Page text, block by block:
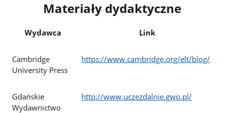
Materiały dydaktyczne
Wydawca Link
Cambridge
University Press
https://www.cambridge.org/elt/blog/
Gdańskie
Wydawnictwo
http://www.uczezdalnie.gwo.pl/